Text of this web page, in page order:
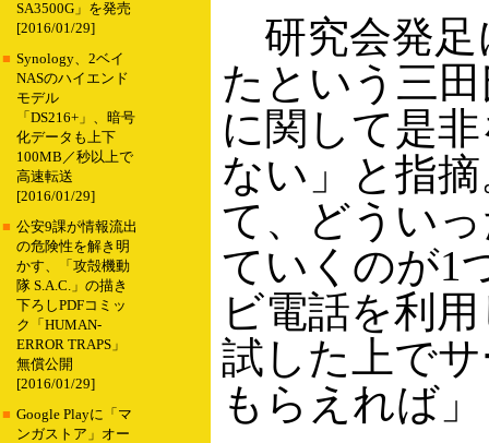
SA3500G」を発売
[2016/01/29]
■ Synology、2ベイ
NASのハイエンド
モデル
「DS216+」、暗号
化データも上下
100MB／秒以上で
高速転送
[2016/01/29]
■ 公安9課が情報流出
の危険性を解き明
かす、「攻殻機動
隊 S.A.C.」の描き
下ろしPDFコミッ
ク「HUMAN-
ERROR TRAPS」
無償公開
[2016/01/29]
■ Google Playに「マ
ンガストア」オー
研究会発足
たという三
に関して是
ない」と指
て、どうい
ていくのが1
ビ電話を利
試した上で
もらえれば